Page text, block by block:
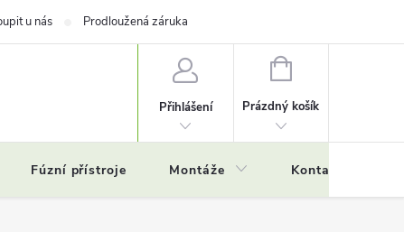
u nás Prodloužená záruka
Přihlášení
NÁKUPNÍ
Prázdný košík
Fúzní přístroje Montáže Kontakty